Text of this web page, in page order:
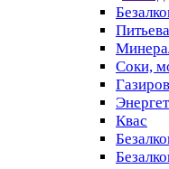
Соки,
Квас